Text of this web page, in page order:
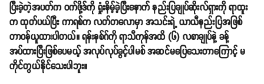
ပြီးခဲ့တဲ့အပတ်က ဝက်ဖို့ဒ်ကို ရှုံးနိမ့်ခဲ့ပြီးနောက် နည်းပြချုပ်ဆိုးလ်ရှားကို ရာထူး
က ထုတ်ပယ်ပြီး ကာရစ်က လတ်တလောမှာ အသင်းရဲ့ ယာယီနည်းပြအဖြစ်
တာဝန်ယူထားပါတယ်။ ရန်းနစ်ဂ်ကို ရာသီကုန်အထိ (၆) လစာချုပ်နဲ့ ခန့်
အပ်ထားပြီးဖြစ်ပေမယ့် အလုပ်လုပ်ခွင့်ပါမစ် အဆင်မပြေသေးတာကြောင့် မ
ကိုင်တွယ်နိုင်သေးပါဘူး။